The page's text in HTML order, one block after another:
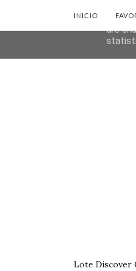
INICIO
Lote Discover
This
are